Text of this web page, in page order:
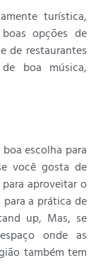
turística,
opções de
de restaurantes
boa música,
escolha para
você gosta de
aproveitar o
a prática de
up, Mas, se
onde as
também tem